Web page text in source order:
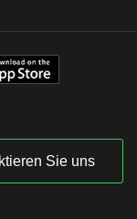
Sie uns